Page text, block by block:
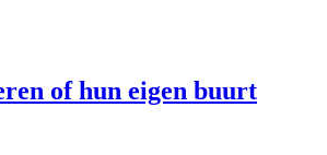
of hun eigen buurt